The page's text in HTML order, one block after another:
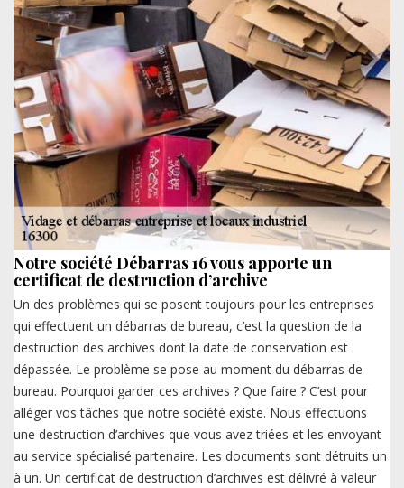
Notre société Débarras 16 vous apporte un
certificat de destruction d’archive
Un des problèmes qui se posent toujours pour les entreprises
qui effectuent un débarras de bureau, c’est la question de la
destruction des archives dont la date de conservation est
dépassée. Le problème se pose au moment du débarras de
bureau. Pourquoi garder ces archives ? Que faire ? C’est pour
alléger vos tâches que notre société existe. Nous effectuons
une destruction d’archives que vous avez triées et les envoyant
au service spécialisé partenaire. Les documents sont détruits un
à un. Un certificat de destruction d’archives est délivré à valeur